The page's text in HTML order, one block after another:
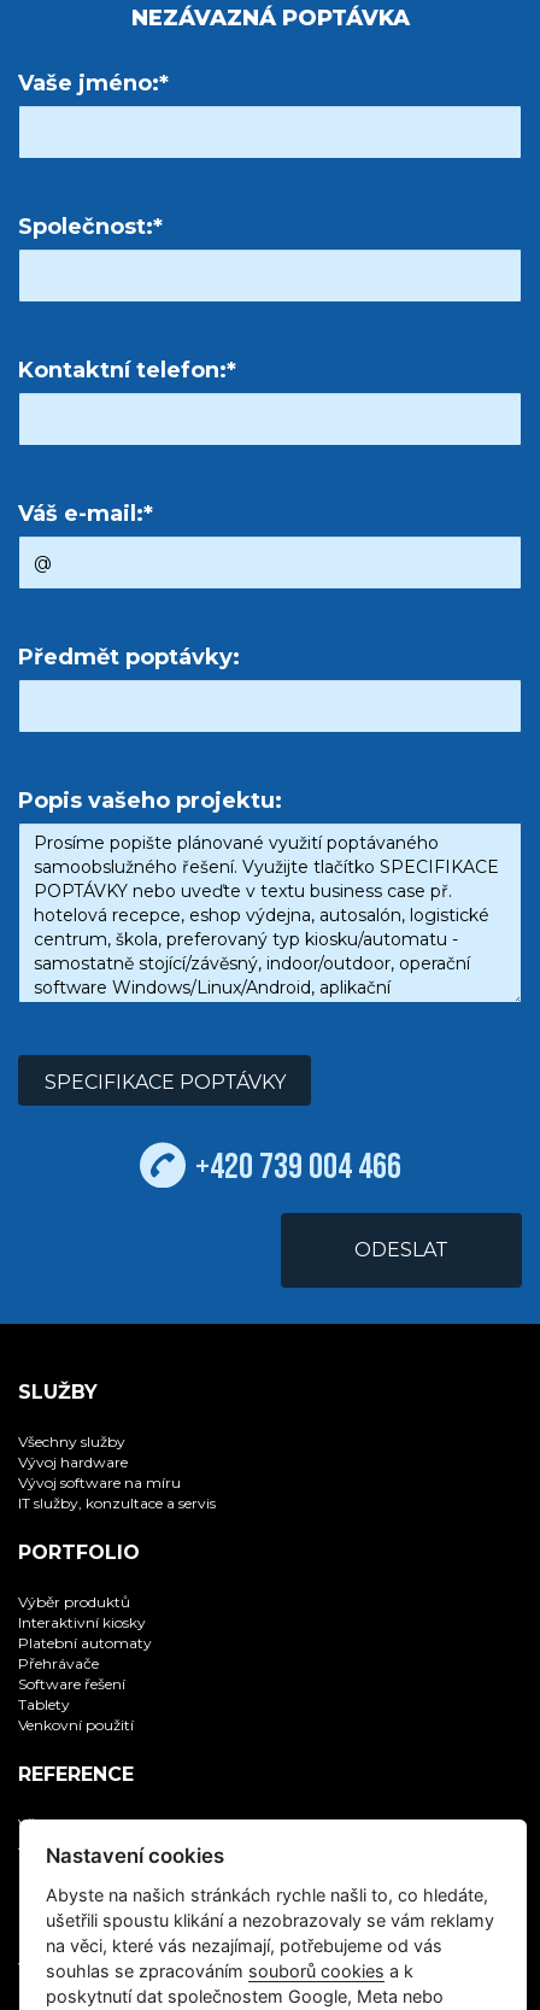
NEZÁVAZNÁ POPTÁVKA
Vaše jméno:*
Společnost:*
Kontaktní telefon:*
Váš e-mail:*
Předmět poptávky:
Popis vašeho projektu:
SPECIFIKACE POPTÁVKY
+420 739 004 466
SLUŽBY
Všechny služby
Vývoj hardware
Vývoj software na míru
IT služby, konzultace a servis
PORTFOLIO
Výběr produktů
Interaktivní kiosky
Platební automaty
Přehrávače
Software řešení
Tablety
Venkovní použití
REFERENCE
Všechny reference
Aplikační software
Digitální zobrazovače
Informační kiosky
IT servis, supervize
Multimedia
Samoobslužné platební automaty
Vývoj software na zakázku
Nastavení cookies
Abyste na našich stránkách rychle našli to, co hledáte,
ušetřili spoustu klikání a nezobrazovaly se vám reklamy
na věci, které vás nezajímají, potřebujeme od vás
souhlas se zpracováním souborů cookies a k
poskytnutí dat společnostem Google, Meta nebo